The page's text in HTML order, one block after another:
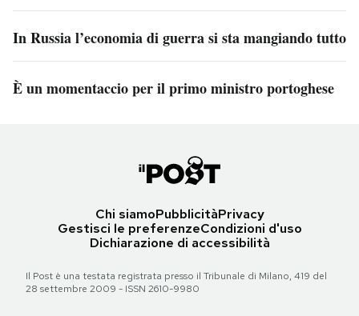
In Russia l’economia di guerra si sta mangiando tutto
È un momentaccio per il primo ministro portoghese
Chi siamoPubblicitàPrivacy
Gestisci le preferenzeCondizioni d'uso
Dichiarazione di accessibilità
Il Post è una testata registrata presso il Tribunale di Milano, 419 del
28 settembre 2009 - ISSN 2610-9980